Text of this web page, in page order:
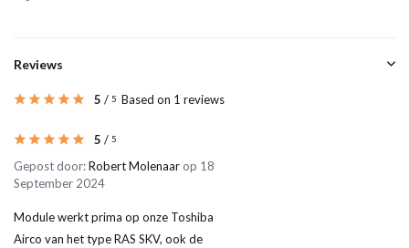
Reviews
5 / 5 Based on 1 reviews
5 / 5
Gepost door:Robert Molenaar op 18
September 2024
Module werkt prima op onze Toshiba
Airco van het type RAS SKV, ook de